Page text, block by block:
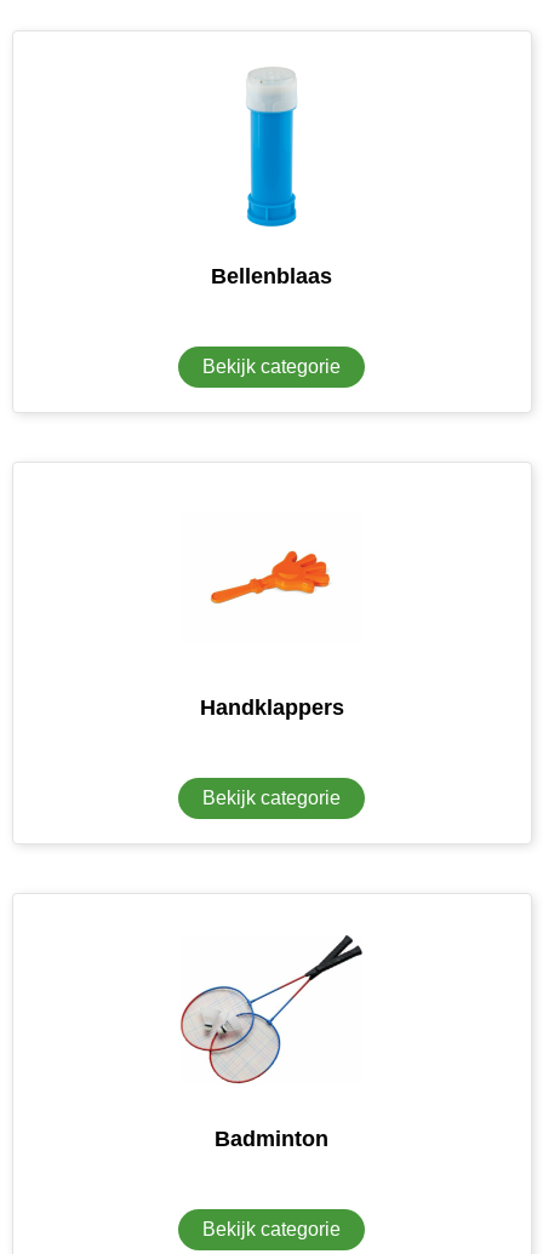
Bellenblaas
Bekijk categorie
Handklappers
Bekijk categorie
Badminton
Bekijk categorie